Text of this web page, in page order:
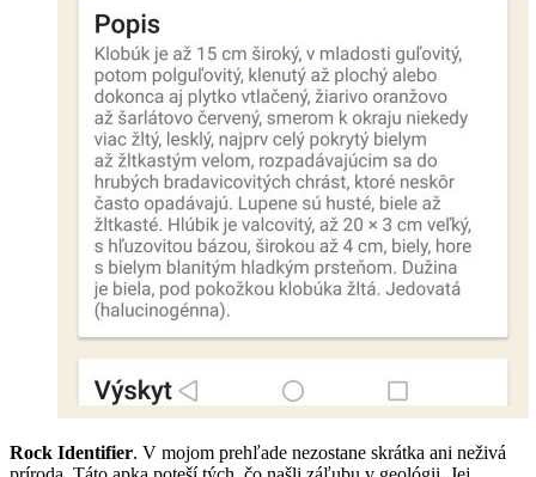
Rock Identifier. V mojom prehľade nezostane skrátka ani neživá